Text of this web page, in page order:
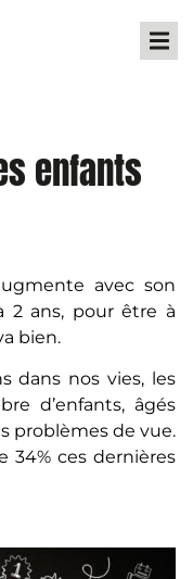
enfants
avec son
2 ans, pour être à
bien.
dans nos vies, les
d’enfants, âgés
problèmes de vue.
34% ces dernières